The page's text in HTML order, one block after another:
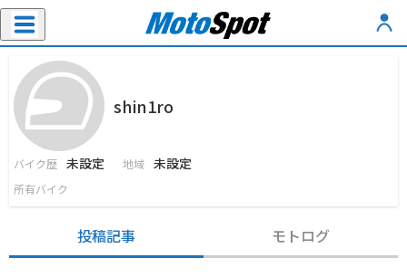
shin1ro
バイク歴 未設定 地域 未設定
所有バイク
投稿記事 モトログ